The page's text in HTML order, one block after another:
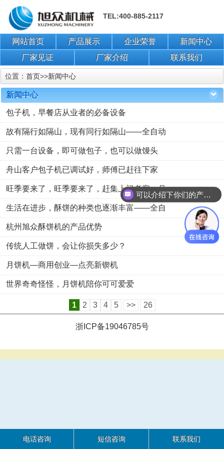
TEL:400-885-2117
网站首页 产品展示 企业荣誉
新闻中心
厂家见证
厂家介绍 联系我们
位置： 首页>>新闻中心
新闻中心
包子机，早餐店从业者的必备设备
故有隔行如隔山，现有同行如隔山——全自动
只需一台设备，即可做包子，也可以做馒头
舟山客户包子机已调试好，师傅已赶往下家
旺季要来了，旺季要来了，赶集上门考察—月
生活在进步，酥饼的种类也逐渐丰富——全自
杭州旭众酥饼机的产品优势
传统人工做饼，会让你损失多少？
月饼机—商用创业—点亮新锲机
世界奇奇怪怪，月饼机陪你可可爱爱
1 2 3 4 5 >> 26
浙ICP备19046785号
电话咨询 短信咨询 联系我们
可以介绍下你们的产品么？